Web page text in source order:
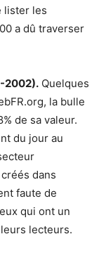
lister les
a dû traverser
2002). Quelques
la bulle
de sa valeur.
du jour au
dans
faute de
qui ont un
lecteurs.